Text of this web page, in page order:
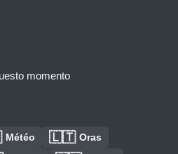
momento
Météo 🇱🇹 Oras